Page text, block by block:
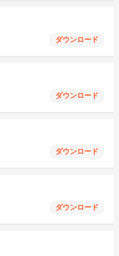
ダウンロード
ダウンロード
ダウンロード
ダウンロード